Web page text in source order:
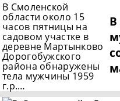
В
В Смоленской
области около 15
часов пятницы на
садовом участке в
деревне Мартынково
Дорогобужского
района обнаружены
тела мужчины 1959
г.р.…